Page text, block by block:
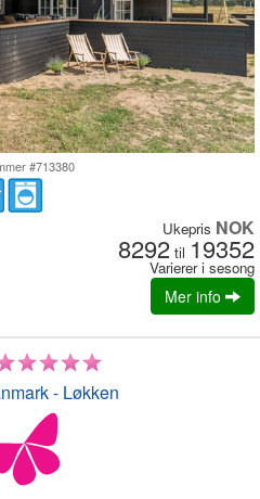
#713380
Ukepris NOK
8292 til 19352
Varierer i sesong
Mer info